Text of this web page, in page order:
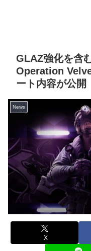
GLAZ強化を含
Operation
ート内容が公開
News
X